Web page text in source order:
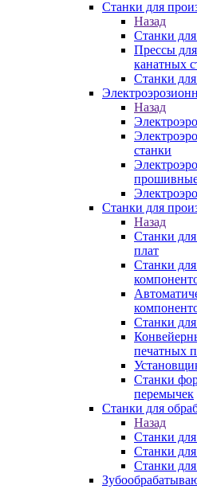
Станки для
Назад
Станки
Прессы
канатных
Станки
Назад
станки
Станки для
Назад
Станки
плат
Станки
Станки
печатных
Станки
перемычек
Станки для
Назад
Станки
Станки
Станки